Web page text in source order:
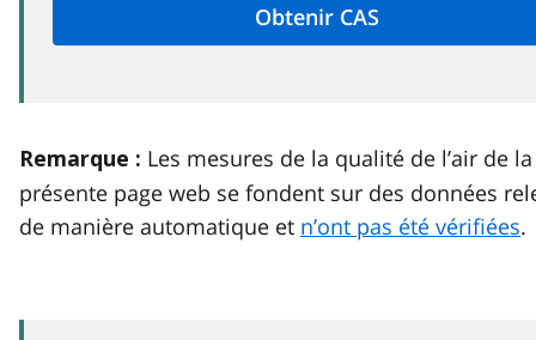
Remarque : Les mesures de la qualité de l’air de la
présente page web se fondent sur des données
de manière automatique et n’ont pas été vérifiées.